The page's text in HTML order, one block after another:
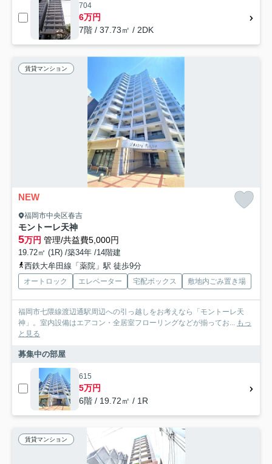
704
6万円
7階 / 37.73㎡ / 2DK
賃貸マンション
NEW
福岡市中央区春吉
モントーレ天神
5万円 管理/共益費5,000円
19.72㎡ (1R) /築34年 /14階建
西鉄大牟田線「薬院」駅 徒歩9分
オートロック エレベーター 宅配ボックス 敷地内ごみ置き場
福岡市七隈線渡辺通駅周辺への引っ越しをお考えなら「モントーレ天
神」。室内設備はエアコン・全居室フローリングなどが揃ってお...
もっ
と見る
募集中の部屋
615
5万円
6階 / 19.72㎡ / 1R
賃貸マンション